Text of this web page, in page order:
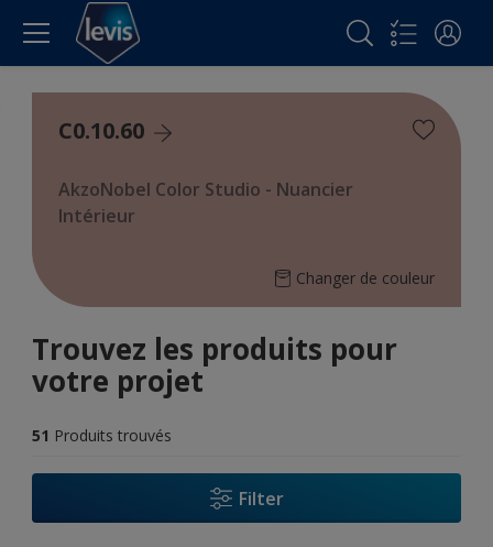
C0.10.60
AkzoNobel Color Studio - Nuancier
Intérieur
Changer de couleur
Trouvez les produits pour
votre projet
51 Produits trouvés
Filter